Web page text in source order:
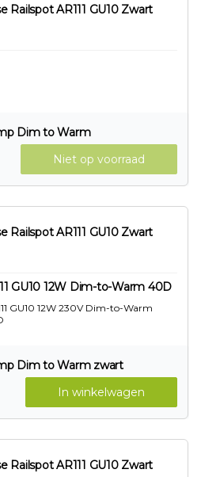
Railspot AR111 GU10 Zwart
Dim to Warm
Niet op voorraad
Railspot AR111 GU10 Zwart
GU10 12W Dim-to-Warm 40D
GU10 12W 230V Dim-to-Warm
Dim to Warm zwart
In winkelwagen
Railspot AR111 GU10 Zwart